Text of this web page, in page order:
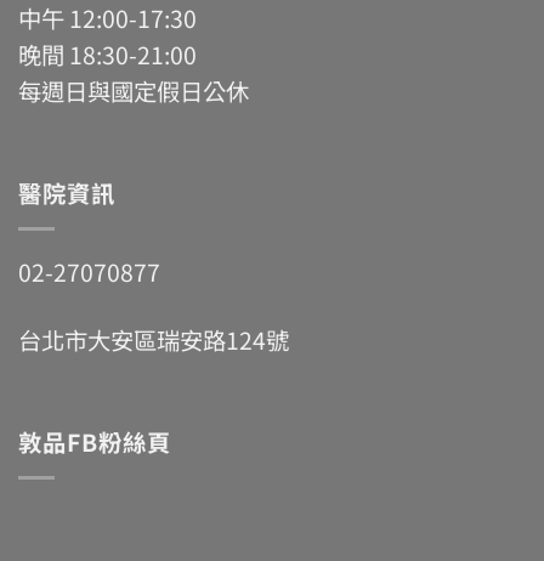
中午 12:00-17:30
晚間 18:30-21:00
每週日與國定假日公休
醫院資訊
02-27070877
台北市大安區瑞安路124號
敦品FB粉絲頁